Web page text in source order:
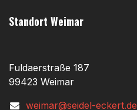
Standort Weimar
Fuldaerstraße 187
99423 Weimar
weimar@seidel-eckert.de